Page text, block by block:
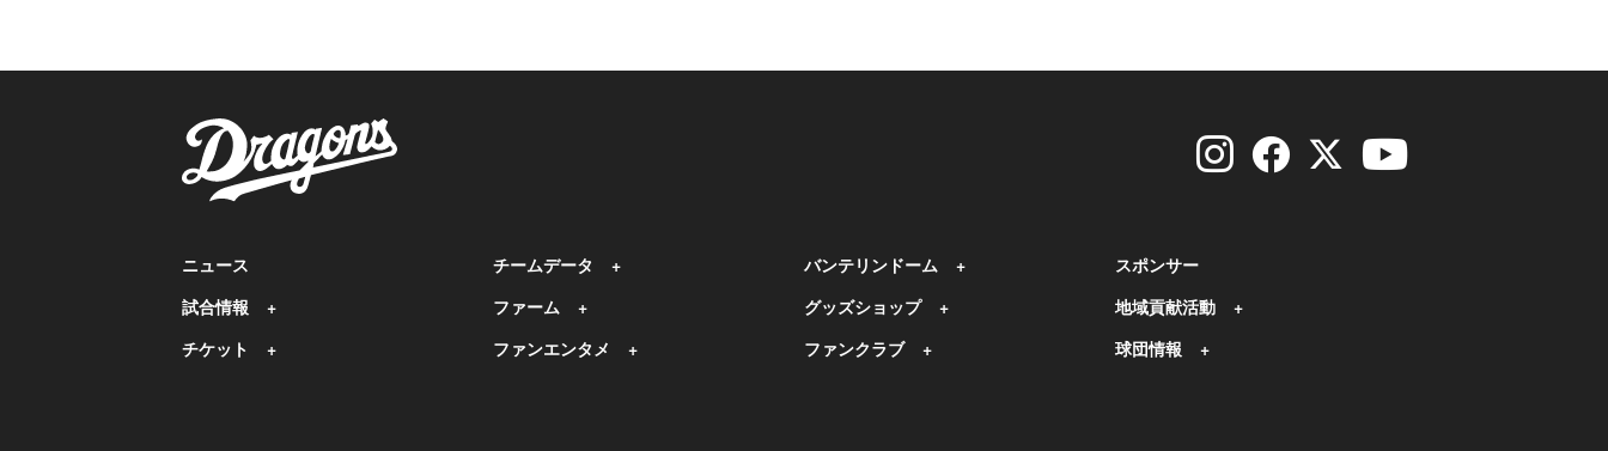
ニュース
試合情報
チケット
チームデータ
ファーム
ファンエンタメ
バンテリンドーム
グッズショップ
ファンクラブ
スポンサー
地域貢献活動
球団情報